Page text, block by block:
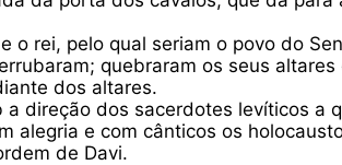
o rei, pelo qual seriam o povo do
quebraram os seus altares
dos altares.
direção dos sacerdotes levíticos a
alegria e com cânticos os
de Davi.